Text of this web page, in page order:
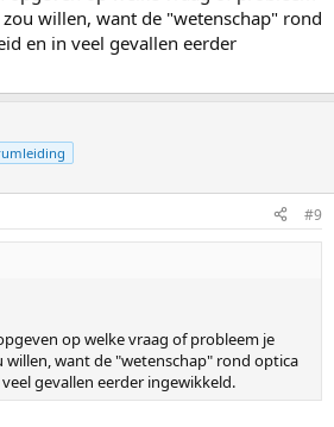
willen, want de "wetenschap" rond
en in veel gevallen eerder
#9
op welke vraag of probleem je
want de "wetenschap" rond optica
gevallen eerder ingewikkeld.